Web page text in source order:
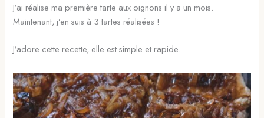
J’ai réalise ma première tarte aux oignons il y a un mois.
Maintenant, j’en suis à 3 tartes réalisées !
J’adore cette recette, elle est simple et rapide.